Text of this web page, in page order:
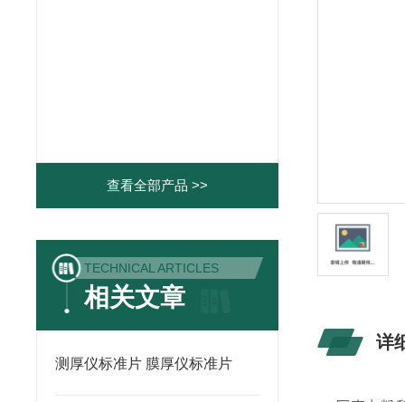
查看全部产品 >>
TECHNICAL ARTICLES
相关文章
测厚仪标准片 膜厚仪标准片
详